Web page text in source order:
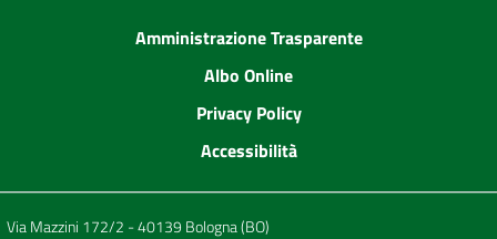
Amministrazione Trasparente
Albo Online
Privacy Policy
Accessibilità
Via Mazzini 172/2 - 40139 Bologna (BO)